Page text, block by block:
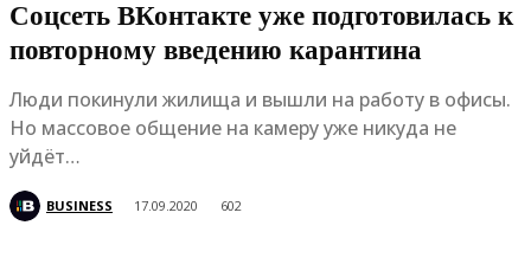
Соцсеть ВКонтакте уже подготовилась к
повторному введению карантина
Люди покинули жилища и вышли на работу в офисы.
Но массовое общение на камеру уже никуда не
уйдёт…
BUSINESS 17.09.2020 602